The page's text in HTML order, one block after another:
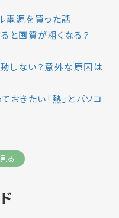
電源を買った話
と画質が粗くなる？
しない？意外な原因は
おきたい「熱」とパソコ
る